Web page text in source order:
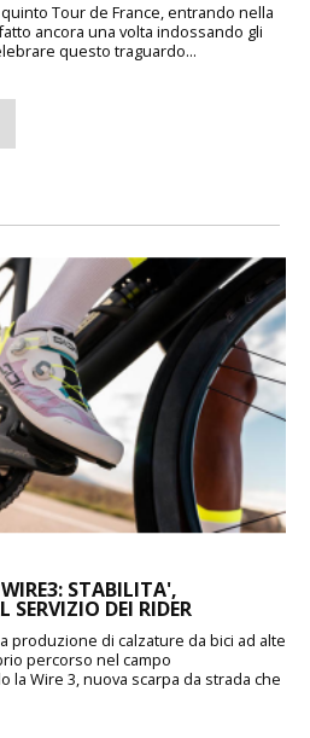
Tour de France, entrando nella
ancora una volta indossando gli
questo traguardo...
STABILITA',
SERVIZIO DEI RIDER
produzione di calzature da bici ad alte
percorso nel campo
la Wire 3, nuova scarpa da strada che